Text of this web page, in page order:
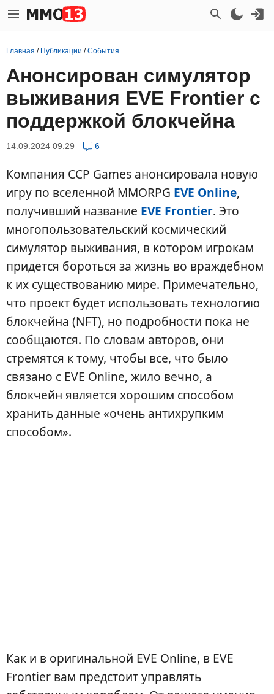
Главная / Публикации /События
Анонсирован симулятор
выживания EVE Frontier с
поддержкой блокчейна
14.09.2024 09:29 6
Компания CCP Games анонсировала новую
игру по вселенной MMORPG EVE Online,
получивший название EVE Frontier. Это
многопользовательский космический
симулятор выживания, в котором игрокам
придется бороться за жизнь во враждебном
к их существованию мире. Примечательно,
что проект будет использовать технологию
блокчейна (NFT), но подробности пока не
сообщаются. По словам авторов, они
стремятся к тому, чтобы все, что было
связано с EVE Online, жило вечно, а
блокчейн является хорошим способом
хранить данные «очень антихрупким
способом».
Как и в оригинальной EVE Online, в EVE
Frontier вам предстоит управлять